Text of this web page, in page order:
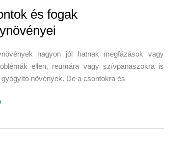
és fogak
nagyon jól hatnak megfázások vagy
ellen, reumára vagy szívpanaszokra is
gyógyító növények. De a csontokra és